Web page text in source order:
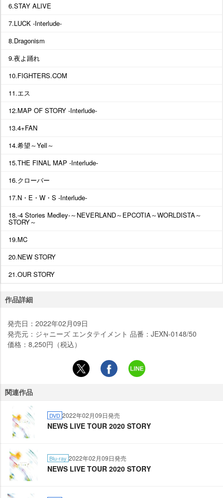
6.STAY ALIVE
7.LUCK -Interlude-
8.Dragonism
9.夜よ踊れ
10.FIGHTERS.COM
11.エス
12.MAP OF STORY -Interlude-
13.4+FAN
14.希望～Yell～
15.THE FINAL MAP -Interlude-
16.クローバー
17.N・E・W・S -Interlude-
18.-4 Stories Medley-～NEVERLAND～EPCOTIA～WORLDISTA～
STORY～
19.MC
20.NEW STORY
21.OUR STORY
作品詳細
発売日：2022年02月09日
発売元：ジャニーズ エンタテイメント 品番：JEXN-0148/50
価格：8,250円（税込）
関連作品
DVD 2022年02月09日発売
NEWS LIVE TOUR 2020 STORY
Blu-ray 2022年02月09日発売
NEWS LIVE TOUR 2020 STORY